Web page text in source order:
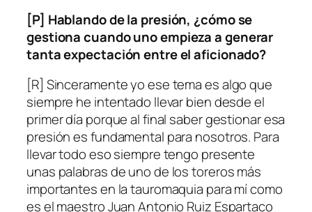
[P] Hablando de la presión, ¿cómo se
gestiona cuando uno empieza a generar
tanta expectación entre el aficionado?
[R] Sinceramente yo ese tema es algo que
siempre he intentado llevar bien desde el
primer día porque al final saber gestionar esa
presión es fundamental para nosotros. Para
llevar todo eso siempre tengo presente
unas palabras de uno de los toreros más
importantes en la tauromaquia para mí como
es el maestro Juan Antonio Ruiz Espartaco